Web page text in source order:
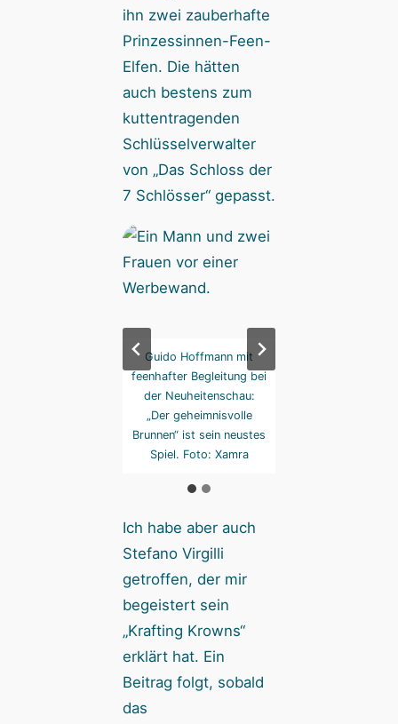
ihn zwei zauberhafte
Prinzessinnen-Feen-
Elfen. Die hätten
auch bestens zum
kuttentragenden
Schlüsselverwalter
von „Das Schloss der
7 Schlösser“ gepasst.
Guido Hoffmann mit
feenhafter Begleitung bei
der Neuheitenschau:
„Der geheimnisvolle
Brunnen“ ist sein neustes
Spiel. Foto: Xamra
Ich habe aber auch
Stefano Virgilli
getroffen, der mir
begeistert sein
„Krafting Krowns“
erklärt hat. Ein
Beitrag folgt, sobald
das